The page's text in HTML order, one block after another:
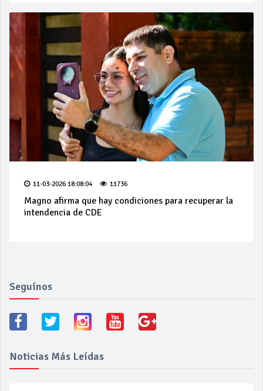
11-03-2026 18:08:04 11736
Magno afirma que hay condiciones para recuperar la
intendencia de CDE
Seguínos
Noticias Más Leídas